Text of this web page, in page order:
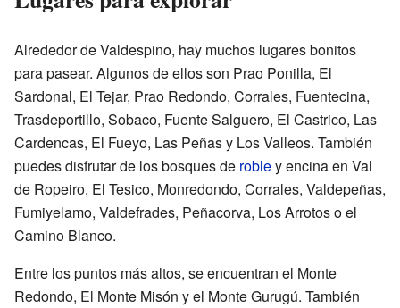
Alrededor de Valdespino, hay muchos lugares bonitos
para pasear. Algunos de ellos son Prao Ponilla, El
Sardonal, El Tejar, Prao Redondo, Corrales, Fuentecina,
Trasdeportillo, Sobaco, Fuente Salguero, El Castrico, Las
Cardencas, El Fueyo, Las Peñas y Los Valleos. También
puedes disfrutar de los bosques de robley encina en Val
de Ropeiro, El Tesico, Monredondo, Corrales, Valdepeñas,
Fumiyelamo, Valdefrades, Peñacorva, Los Arrotos o el
Camino Blanco.
Entre los puntos más altos, se encuentran el Monte
Redondo, El Monte Misón y el Monte Gurugú. También